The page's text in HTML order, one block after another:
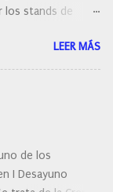
los stands de
de Clinique.
LEER MÁS
de los
I Desayuno